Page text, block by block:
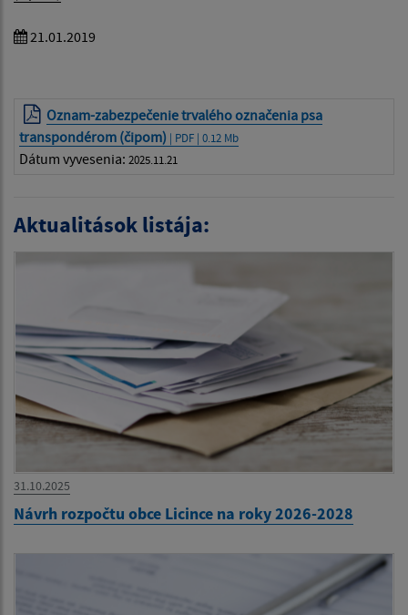
21.01.2019
Oznam-zabezpečenie trvalého označenia psa
transpondérom (čipom) | PDF | 0.12 Mb
Dátum vyvesenia: 2025.11.21
Aktualitások listája:
31.10.2025
Návrh rozpočtu obce Licince na roky 2026-2028